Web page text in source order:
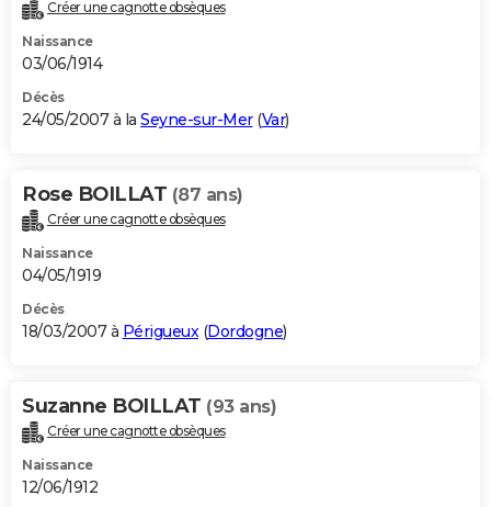
Créer une cagnotte obsèques
Naissance
03/06/1914
Décès
24/05/2007 à la Seyne-sur-Mer(Var)
Rose BOILLAT (87 ans)
Créer une cagnotte obsèques
Naissance
04/05/1919
Décès
18/03/2007 à Périgueux(Dordogne)
Suzanne BOILLAT (93 ans)
Créer une cagnotte obsèques
Naissance
12/06/1912